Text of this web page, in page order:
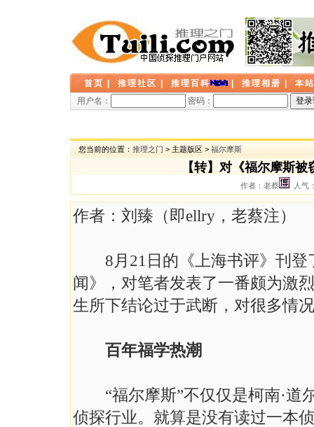
首页 推理社区 推理百科 推理相册
本
用户名：
密码：
您当前的位置： 推理之门 > 主题版区 > 福尔摩斯
【转】对《福尔摩斯
作者：老蔡 人气
作者：刘臻（即ellry，老蔡注）
8月21日的《上海书评》刊登
闻》，对笔者发表了一番颇为激
生所下结论过于武断，对很多情
百年福学热潮
“福尔摩斯”不仅仅是柯南·道
侦探行业。就算是没有读过一本